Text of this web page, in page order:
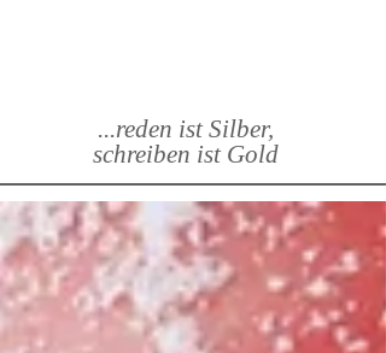
...reden ist Silber,
schreiben ist Gold